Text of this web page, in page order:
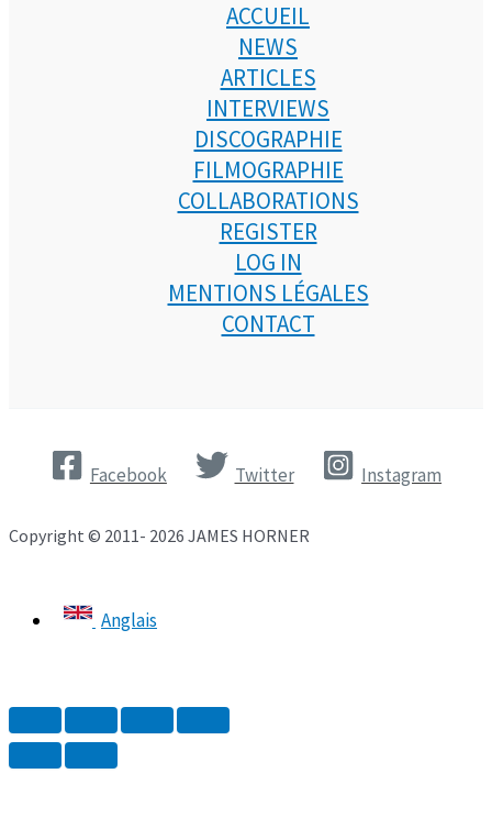
ACCUEIL
NEWS
ARTICLES
INTERVIEWS
DISCOGRAPHIE
FILMOGRAPHIE
COLLABORATIONS
REGISTER
LOG IN
MENTIONS LÉGALES
CONTACT
Facebook Twitter Instagram
Copyright © 2011- 2026 JAMES HORNER
Anglais